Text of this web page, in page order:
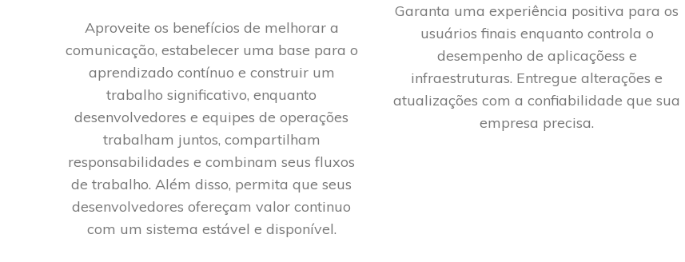
Aproveite os benefícios de melhorar a
comunicação, estabelecer uma base para o
aprendizado contínuo e construir um
trabalho significativo, enquanto
desenvolvedores e equipes de operações
trabalham juntos, compartilham
responsabilidades e combinam seus fluxos
de trabalho. Além disso, permita que seus
desenvolvedores ofereçam valor continuo
com um sistema estável e disponível.
Garanta uma experiência positiva para os
usuários finais enquanto controla o
desempenho de aplicaçõess e
infraestruturas. Entregue alterações e
atualizações com a confiabilidade que sua
empresa precisa.